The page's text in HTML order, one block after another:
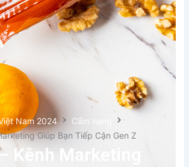
Nam 2024
Cẩm nang
Giúp Bạn Tiếp Cận Gen Z
Kênh Marketing